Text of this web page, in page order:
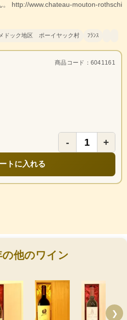
。 http://www.chateau-mouton-rothschi
ドック地区 ポーイヤック村 ﾌﾗﾝｽ
商品コード：6041161
- +
トに入れる
の他のワイン
❯